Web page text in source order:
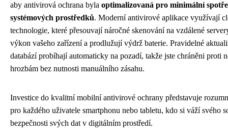
aby antivirová ochrana byla optimalizovaná pro minimální
systémových prostředků. Moderní antivirové aplikace využívají
technologie, které přesouvají náročné skenování na vzdálené
výkon vašeho zařízení a prodlužují výdrž baterie. Pravidelné
databází probíhají automaticky na pozadí, takže jste chráněni proti
hrozbám bez nutnosti manuálního zásahu.
Investice do kvalitní mobilní antivirové ochrany představuje
pro každého uživatele smartphonu nebo tabletu, kdo si váží svého
bezpečnosti svých dat v digitálním prostředí.